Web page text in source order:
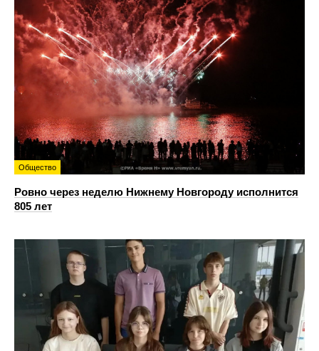
Общество
Ровно через неделю Нижнему Новгороду исполнится
805 лет